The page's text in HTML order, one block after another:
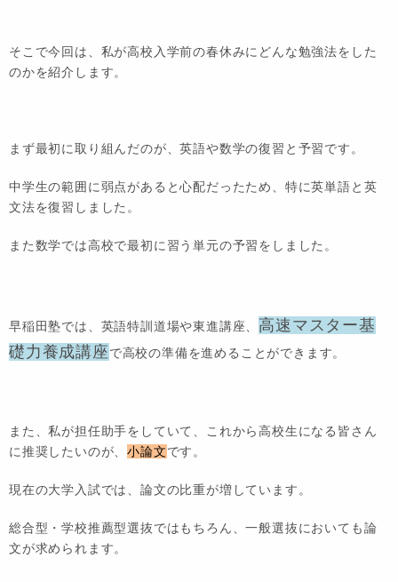
そこで今回は、私が高校入学前の春休みにどんな勉強法をした
のかを紹介します。
まず最初に取り組んだのが、英語や数学の復習と予習です。
中学生の範囲に弱点があると心配だったため、特に英単語と英
文法を復習しました。
また数学では高校で最初に習う単元の予習をしました。
早稲田塾では、英語特訓道場や東進講座、 高速マスター基
礎力養成講座で高校の準備を進めることができます。
また、私が担任助手をしていて、これから高校生になる皆さん
に推奨したいのが、小論文です。
現在の大学入試では、論文の比重が増しています。
総合型・学校推薦型選抜ではもちろん、一般選抜においても論
文が求められます。